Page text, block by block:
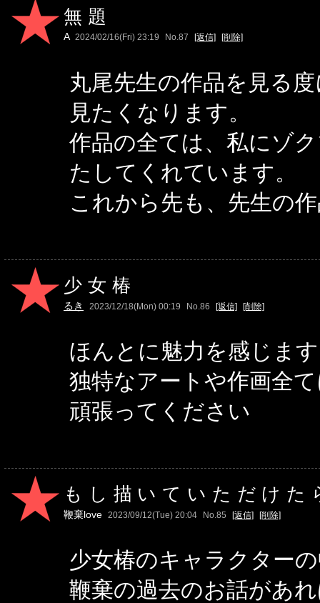
無題
A 2024/02/16(Fri) 23:19 No.87 [返信] [削除]
丸尾先生の作品を見る
見たくなります。
作品の全ては、私にゾ
たしてくれています。
これから先も、先生の
少女椿
るき 2023/12/18(Mon) 00:19 No.86 [返信] [削除]
ほんとに魅力を感じま
独特なアートや作画全
頑張ってください
もし描いていただけた
鞭棄love 2023/09/12(Tue) 20:04 No.85 [返信] [削除]
少女椿のキャラクター
鞭棄の過去のお話があ